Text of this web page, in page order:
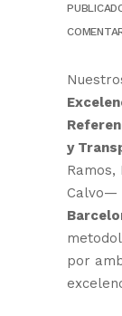
y
Ramos,
Calvo—
por